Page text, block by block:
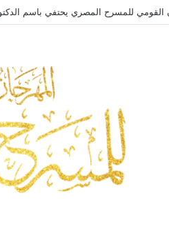
القومي للمسرح المصري يحتفي باسم